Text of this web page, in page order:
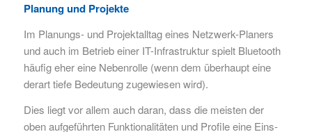
Planung und Projekte
Im Planungs- und Projektalltag eines Netzwerk-Planers
und auch im Betrieb einer IT-Infrastruktur spielt Bluetooth
häufig eher eine Nebenrolle (wenn dem überhaupt eine
derart tiefe Bedeutung zugewiesen wird).
Dies liegt vor allem auch daran, dass die meisten der
oben aufgeführten Funktionalitäten und Profile eine Eins-